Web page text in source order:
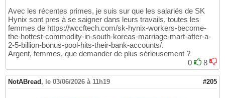
Avec les récentes primes, je suis sur que les salariés de SK
Hynix sont pres à se saigner dans leurs travails, toutes les
femmes de https://wccftech.com/sk-hynix-workers-become-
the-hottest-commodity-in-south-koreas-marriage-mart-after-a-
2-5-billion-bonus-pool-hits-their-bank-accounts/.
Argent, femmes, que demander de plus sérieusement ?
0
8
NotABread , le 03/06/2026 à 11h19 #205